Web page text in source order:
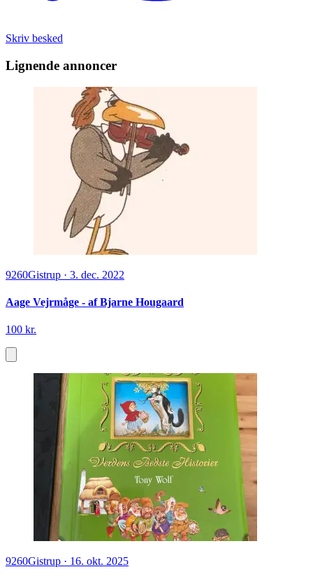
Skriv besked
Lignende annoncer
9260Gistrup · 3. dec. 2022
Aage Vejrmåge - af Bjarne Hougaard
100 kr.
9260Gistrup · 16. okt. 2025